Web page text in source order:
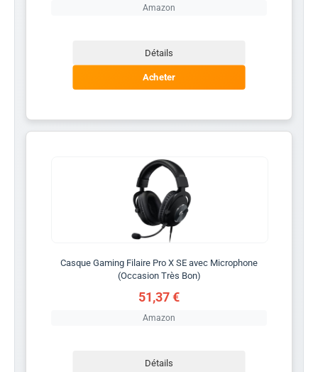
Amazon
Détails
Acheter
Casque Gaming Filaire Pro X SE avec Microphone
(Occasion Très Bon)
51,37 €
Amazon
Détails